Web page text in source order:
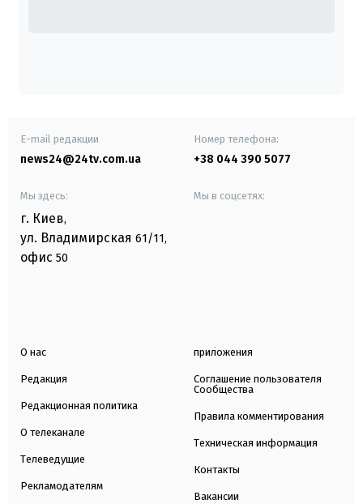
E-mail редакции
news24@24tv.com.ua
Номер телефона:
+38 044 390 5077
Мы здесь:
г. Киев,
ул. Владимирская 61/11,
офис 50
Мы в соцсетях:
О нас
Редакция
Редакционная политика
О телеканале
Телеведущие
Рекламодателям
приложения
Соглашение пользователя
Сообщества
Правила комментирования
Техническая информация
Контакты
Вакансии